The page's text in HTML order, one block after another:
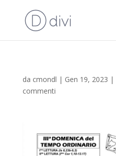
da cmondl | Gen 19, 2023 |
commenti